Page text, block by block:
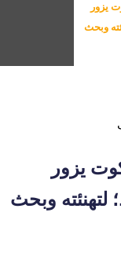
يزور
وبحث
يزور
وبحث